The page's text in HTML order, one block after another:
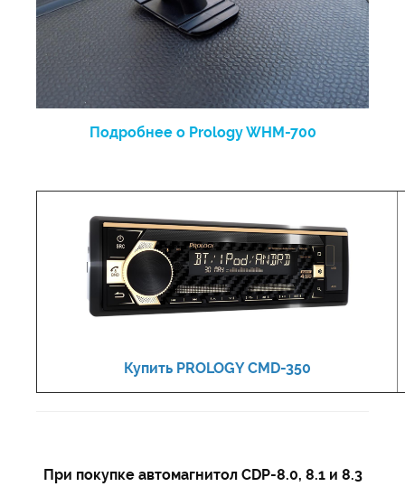
Подробнее о Prology WHM-700
Купить PROLOGY CMD-350
При покупке автомагнитол CDP-8.0, 8.1 и 8.3